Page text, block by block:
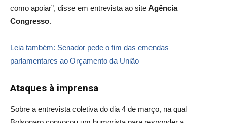
como apoiar”, disse em entrevista ao site Agência
Congresso.
Leia também: Senador pede o fim das emendas
parlamentares ao Orçamento da União
Ataques à imprensa
Sobre a entrevista coletiva do dia 4 de março, na qual